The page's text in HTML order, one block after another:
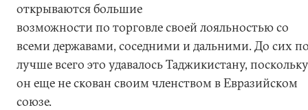
открываются большие
возможности по торговле своей лояльностью со
всеми державами, соседними и дальними. До сих
лучше всего это удавалось Таджикистану, поскольку
он еще не скован своим членством в Евразийском
союзе.